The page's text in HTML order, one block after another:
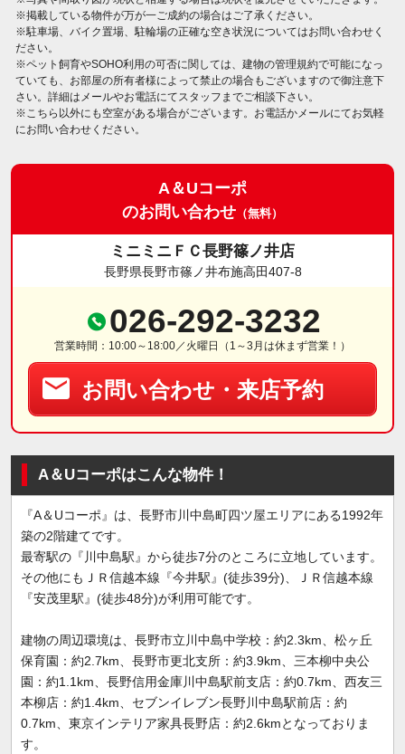
※掲載している物件が万が一ご成約の場合はご了承ください。
※駐車場、バイク置場、駐輪場の正確な空き状況についてはお問い合わせく
ださい。
※ペット飼育やSOHO利用の可否に関しては、建物の管理規約で可能になっ
ていても、お部屋の所有者様によって禁止の場合もございますので御注意下
さい。詳細はメールやお電話にてスタッフまでご相談下さい。
※こちら以外にも空室がある場合がございます。お電話かメールにてお気軽
にお問い合わせください。
A＆Uコーポ
のお問い合わせ （無料）
ミニミニＦＣ長野篠ノ井店
長野県長野市篠ノ井布施高田407-8
026-292-3232
営業時間：10:00～18:00／火曜日（1～3月は休まず営業！）
お問い合わせ・来店予約
A＆Uコーポはこんな物件！
『A＆Uコーポ』は、長野市川中島町四ツ屋エリアにある1992年
築の2階建てです。
最寄駅の『川中島駅』から徒歩7分のところに立地しています。
その他にもＪＲ信越本線『今井駅』(徒歩39分)、ＪＲ信越本線
『安茂里駅』(徒歩48分)が利用可能です。
建物の周辺環境は、長野市立川中島中学校：約2.3km、松ヶ丘
保育園：約2.7km、長野市更北支所：約3.9km、三本柳中央公
園：約1.1km、長野信用金庫川中島駅前支店：約0.7km、西友三
本柳店：約1.4km、セブンイレブン長野川中島駅前店：約
0.7km、東京インテリア家具長野店：約2.6kmとなっておりま
す。